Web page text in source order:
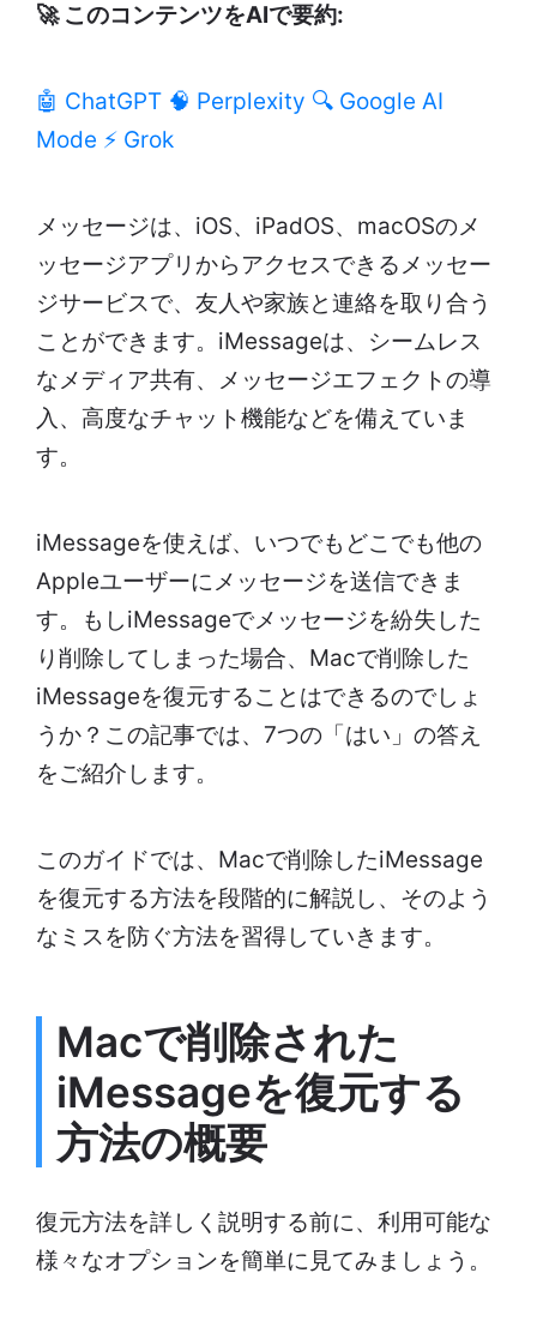
🚀 このコンテンツをAIで要約:
🤖 ChatGPT 🧠 Perplexity 🔍 Google AI
Mode ⚡ Grok
メッセージは、iOS、iPadOS、macOSのメ
ッセージアプリからアクセスできるメッセー
ジサービスで、友人や家族と連絡を取り合う
ことができます。iMessageは、シームレス
なメディア共有、メッセージエフェクトの導
入、高度なチャット機能などを備えていま
す。
iMessageを使えば、いつでもどこでも他の
Appleユーザーにメッセージを送信できま
す。もしiMessageでメッセージを紛失した
り削除してしまった場合、Macで削除した
iMessageを復元することはできるのでしょ
うか？この記事では、7つの「はい」の答え
をご紹介します。
このガイドでは、Macで削除したiMessage
を復元する方法を段階的に解説し、そのよう
なミスを防ぐ方法を習得していきます。
Macで削除された
iMessageを復元する
方法の概要
復元方法を詳しく説明する前に、利用可能な
様々なオプションを簡単に見てみましょう。